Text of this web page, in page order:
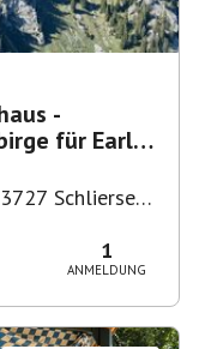
-
für Early
Schliersee,
1
ANMELDUNG